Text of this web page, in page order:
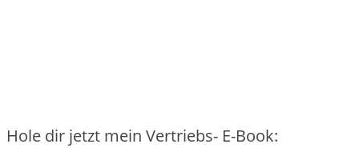
Hole dir jetzt mein Vertriebs- E-Book: